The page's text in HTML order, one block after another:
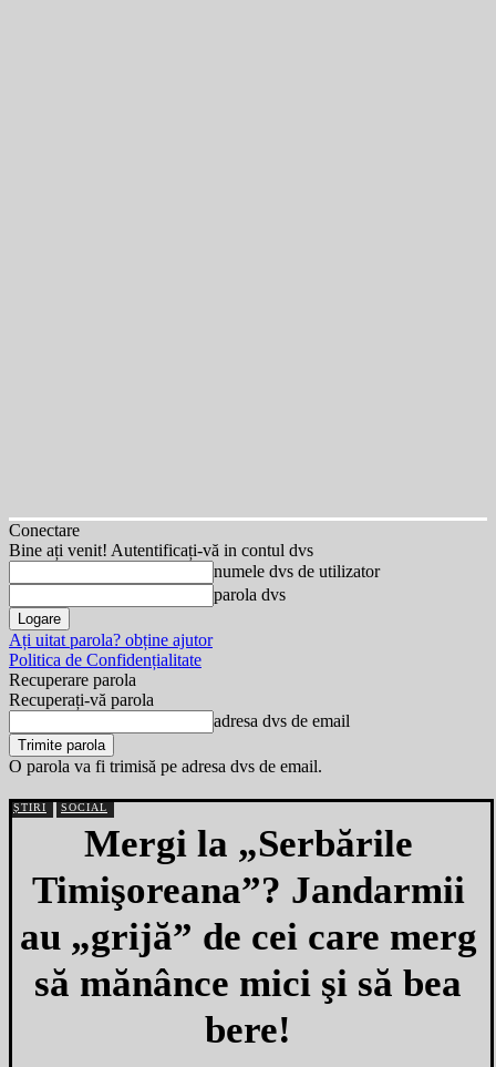
Conectare
Bine ați venit! Autentificați-vă in contul dvs
numele dvs de utilizator
parola dvs
Ați uitat parola? obține ajutor
Politica de Confidențialitate
Recuperare parola
Recuperați-vă parola
adresa dvs de email
O parola va fi trimisă pe adresa dvs de email.
ȘTIRI SOCIAL
Mergi la „Serbările
Timişoreana”? Jandarmii
au „grijă” de cei care merg
să mănânce mici şi să bea
bere!